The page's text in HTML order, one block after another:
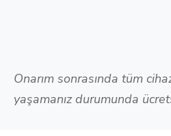
Onarım sonrasında tüm
yaşamanız durumunda